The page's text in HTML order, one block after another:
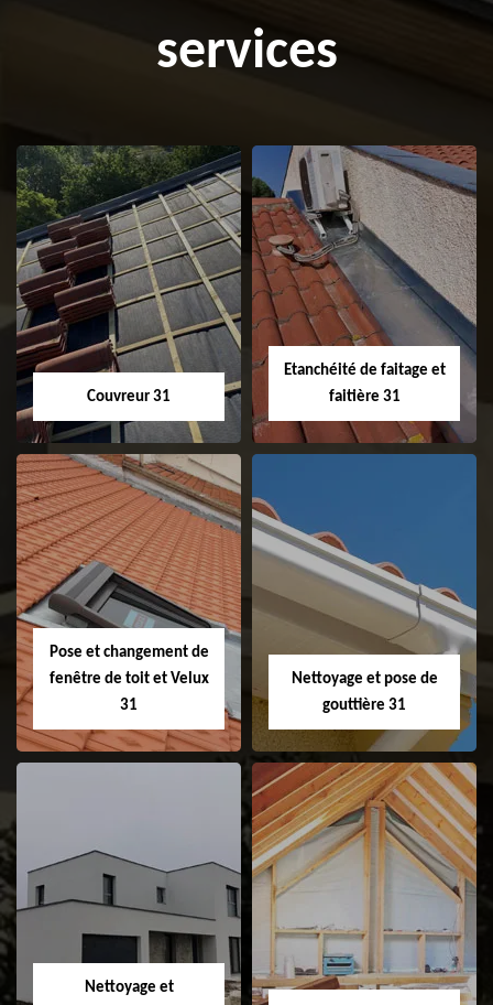
services
Couvreur 31
Couvreur 31
Etanchéité de faitage et
faitière 31
Etanchéité de
faitage et faitière
31
Pose et changement de
fenêtre de toit et Velux
31
Pose et
changement de
fenêtre de toit et
Velux 31
Nettoyage et pose de
gouttière 31
Nettoyage et pose
Nettoyage et